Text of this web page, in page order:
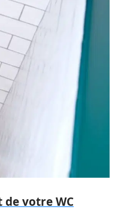
votre WC